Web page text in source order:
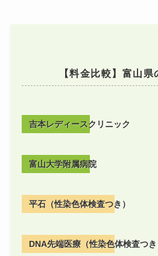
【料金比較】富山
吉本レディースクリニック
富山大学附属病院
平石（性染色体検査つき）
DNA先端医療（性染色体検査つき